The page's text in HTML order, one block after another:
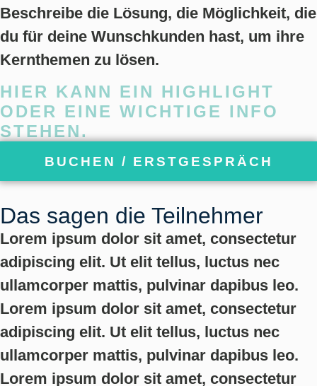
Beschreibe die Lösung, die Möglichkeit, die
du für deine Wunschkunden hast, um ihre
Kernthemen zu lösen.
HIER KANN EIN HIGHLIGHT
ODER EINE WICHTIGE INFO
STEHEN.
BUCHEN / ERSTGESPRÄCH
Das sagen die Teilnehmer
Lorem ipsum dolor sit amet, consectetur
adipiscing elit. Ut elit tellus, luctus nec
ullamcorper mattis, pulvinar dapibus leo.
Lorem ipsum dolor sit amet, consectetur
adipiscing elit. Ut elit tellus, luctus nec
ullamcorper mattis, pulvinar dapibus leo.
Lorem ipsum dolor sit amet, consectetur